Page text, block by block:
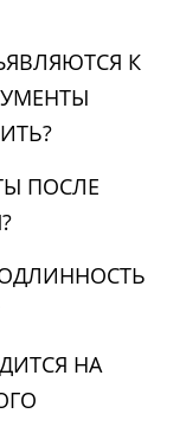
К
ПОСЛЕ
НА